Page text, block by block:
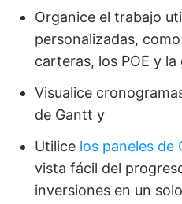
Organice el trabajo
personalizadas,
carteras, los POE y la
Visualice
de Gantt y
Utilice los paneles de
vista fácil del
inversiones en un